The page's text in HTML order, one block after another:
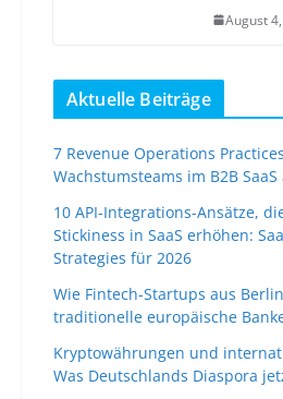
August
Aktuelle Beiträge
7 Revenue Operations
Wachstumsteams im B2B
10 API-Integrations-Ansätze,
Stickiness in SaaS erhöhen:
Strategies für 2026
Wie Fintech-Startups aus
traditionelle europäische
Kryptowährungen und
Was Deutschlands Diaspora